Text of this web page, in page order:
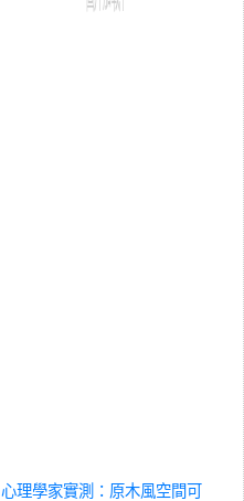
心理學家實測：原木風空間可